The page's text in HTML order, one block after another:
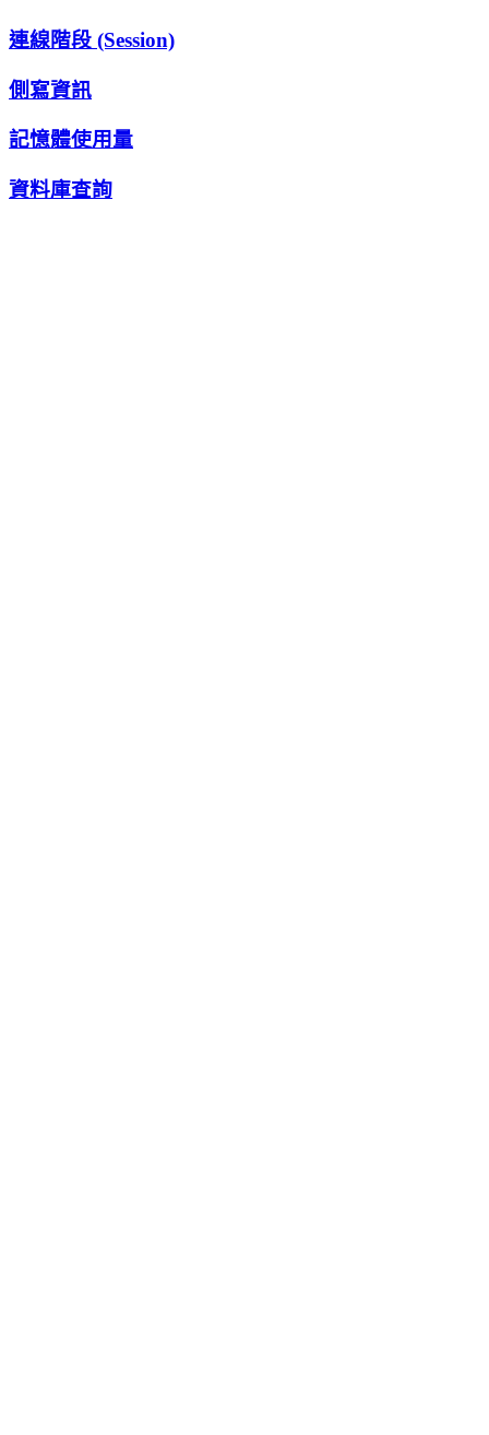
連線階段 (Session)
側寫資訊
記憶體使用量
資料庫查詢